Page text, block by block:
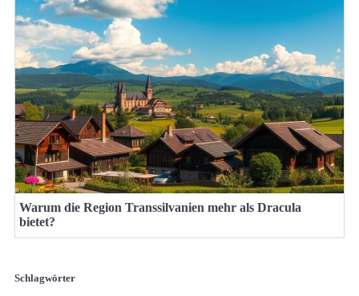
Warum die Region Transsilvanien mehr als Dracula
bietet?
Schlagwörter